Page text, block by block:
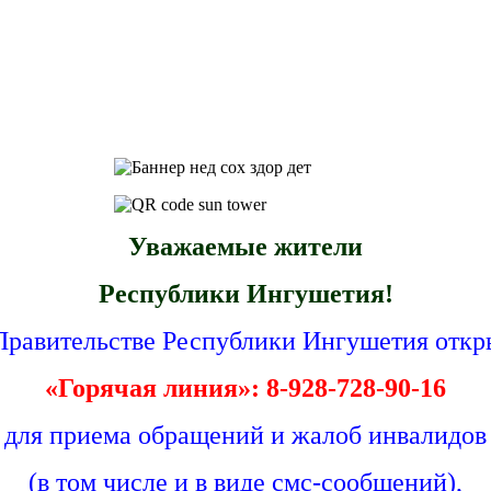
Уважаемые жители
Республики Ингушетия!
Республики Ингушетия
«Горячая линия»: 8-928-728-90-16
для приема обращений и жалоб инвалидов
(в том числе и в виде смс-сообщений),